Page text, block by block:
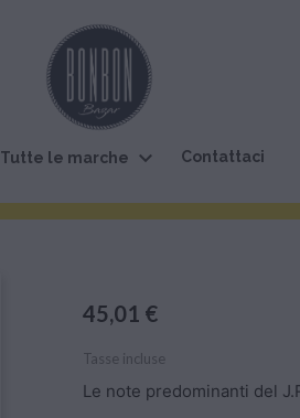
Tutte le marche keyboard_arrow_down Contattaci
45,01 €
Tasse incluse
Le note predominanti del